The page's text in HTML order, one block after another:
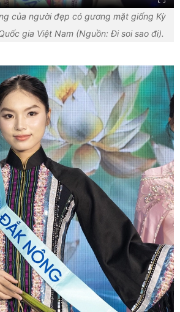
của người đẹp có gương mặt giống Kỳ
gia Việt Nam (Nguồn: Đi soi sao đi).